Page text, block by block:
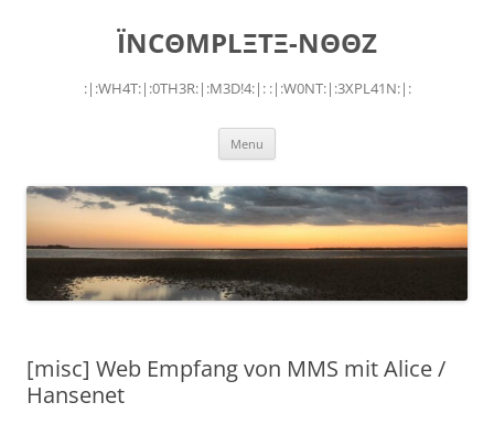
ÏNCΘMPLΞTΞ-NΘΘZ
:|:WH4T:|:0TH3R:|:M3D!4:|: :|:W0NT:|:3XPL41N:|:
Menu
[misc] Web Empfang von MMS mit Alice /
Hansenet